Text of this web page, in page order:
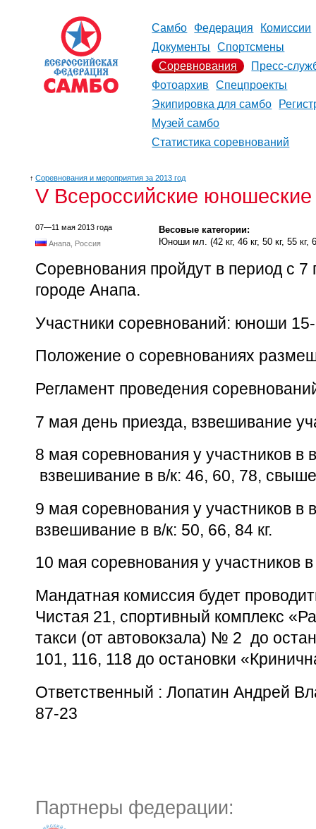
Самбо Федерация
Комиссии
Документы
Спортсмены
Соревнования
Пресс-
Фотоархив
Спецпроекты
Экипировка для самбо
Музей самбо
Статистика соревнований
↑ Соревнования и мероприятия за 2013 год
V Всероссийские
07—11 мая 2013 года
Анапа, Россия
Весовые категории:
Юноши мл. (42 кг, 46 кг, 50 кг, 55 кг,
Соревнования пройдут в период с 7
городе Анапа.
Участники соревнований: юноши 15-
Положение о соревнованиях
Регламент проведения
7 мая день приезда, взвешивание
8 мая соревнования у участников в
взвешивание в в/к: 46, 60, 78, свыше
9 мая соревнования у участников в
взвешивание в в/к: 50, 66, 84 кг.
10 мая соревнования у участников в
Мандатная комиссия будет
Чистая 21, спортивный комплекс
такси (от автовокзала) № 2 до
101, 116, 118 до остановки
Ответственный : Лопатин Андрей
87-23
Партнеры федерации: